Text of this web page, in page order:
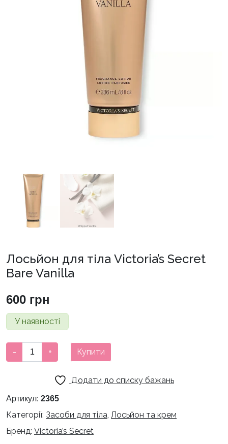
Лосьйон для тіла Victoria’s Secret
Bare Vanilla
600 грн
У наявності
Лосьйон
для
Secret
Vanilla
кількість
- + Купити
Додати до списку бажань
Артикул: 2365
Категорії: Засоби для тіла Лосьйон та крем
Бренд: Victoria’s Secret